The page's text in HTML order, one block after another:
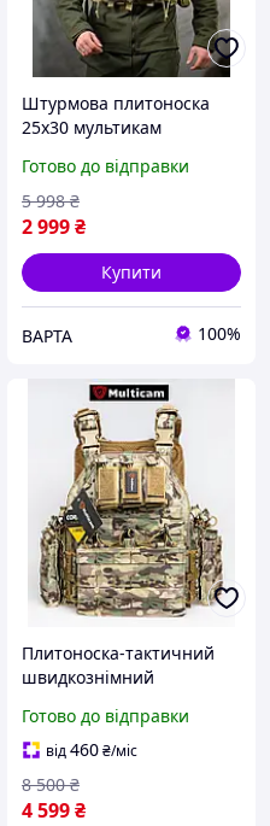
Штурмова плитоноска
25х30 мультикам
плитоноска multicam із
підсумками кордура
Готово до відправки
2 999₴
5 998 ₴
Купити
ВАРТА 100%
Плитоноска-тактичний
швидкознімний
розвантаження ТМ
MULTICAM X350 колір
мультикам, 5 підсумків, 3
вставки в
Готово до відправки
від460₴/міс
4 599₴
8 500 ₴